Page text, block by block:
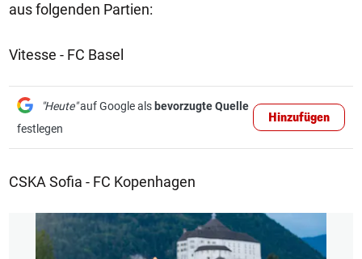
aus folgenden Partien:
Vitesse - FC Basel
"Heute"auf Google als bevorzugte Quelle
festlegen
Hinzufügen
CSKA Sofia - FC Kopenhagen
1/3